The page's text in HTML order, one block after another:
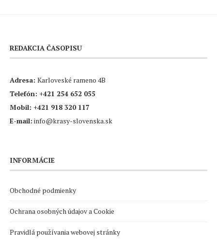
REDAKCIA ČASOPISU
Adresa: Karloveské rameno 4B
Telefón: +421 254 652 055
Mobil: +421 918 320 117
E-mail: info@krasy-slovenska.sk
INFORMÁCIE
Obchodné podmienky
Ochrana osobných údajov a Cookie
Pravidlá používania webovej stránky